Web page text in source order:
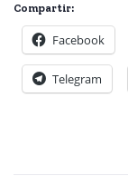
Compartir:
Facebook
Telegram